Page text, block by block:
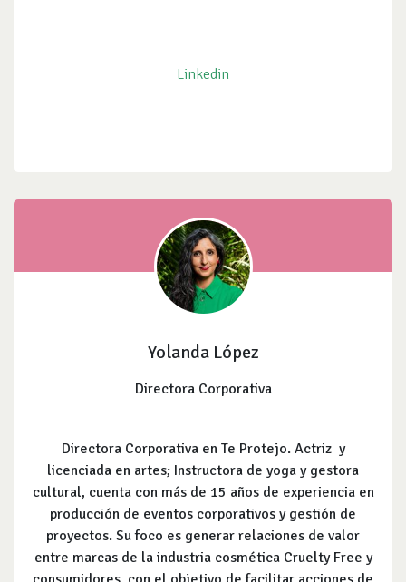
Linkedin
Yolanda López
Directora Corporativa
Directora Corporativa en Te Protejo. Actriz y
licenciada en artes; Instructora de yoga y gestora
cultural, cuenta con más de 15 años de experiencia en
producción de eventos corporativos y gestión de
proyectos. Su foco es generar relaciones de valor
entre marcas de la industria cosmética Cruelty Free y